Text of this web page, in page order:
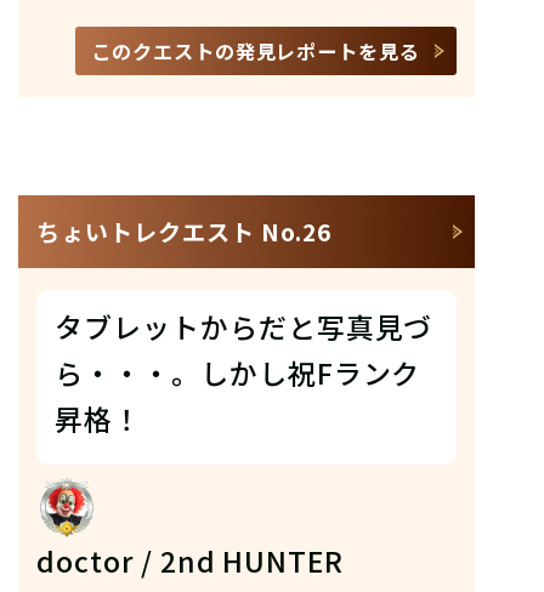
このクエストの発見レポートを見る
ちょいトレクエスト No.26
タブレットからだと写真見づ
ら・・・。しかし祝Fランク
昇格！
doctor / 2nd HUNTER